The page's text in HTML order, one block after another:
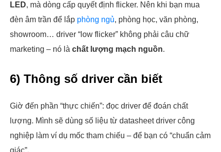
LED, mà dòng cấp quyết định flicker. Nên khi bạn mua
đèn âm trần để lắp phòng ngủ, phòng học, văn phòng,
showroom… driver “low flicker” không phải câu chữ
marketing – nó là chất lượng mạch nguồn.
6) Thông số driver cần biết
Giờ đến phần “thực chiến”: đọc driver để đoán chất
lượng. Mình sẽ dùng số liệu từ datasheet driver công
nghiệp làm ví dụ mốc tham chiếu – để bạn có “chuẩn cảm